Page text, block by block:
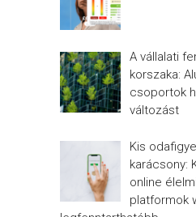
A vállalati
korszaka:
csoportok
változást
Kis
karácsony:
online
platformok